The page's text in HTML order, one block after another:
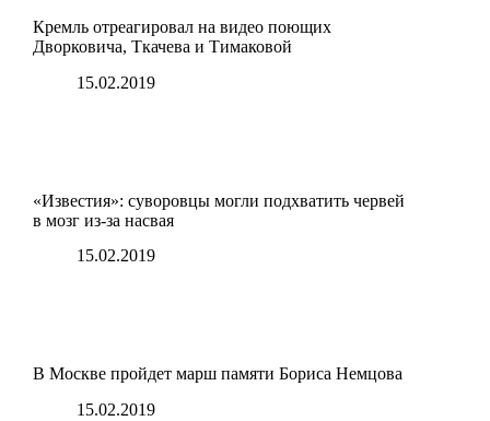
Кремль отреагировал на видео поющих
Дворковича, Ткачева и Тимаковой
15.02.2019
«Известия»: суворовцы могли подхватить червей
в мозг из-за насвая
15.02.2019
В Москве пройдет марш памяти Бориса Немцова
15.02.2019